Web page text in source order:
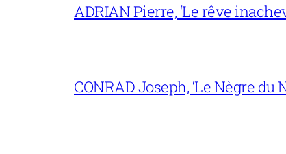
ADRIAN Pierre, ‘Le rêve
CONRAD Joseph, ‘Le Nègre du